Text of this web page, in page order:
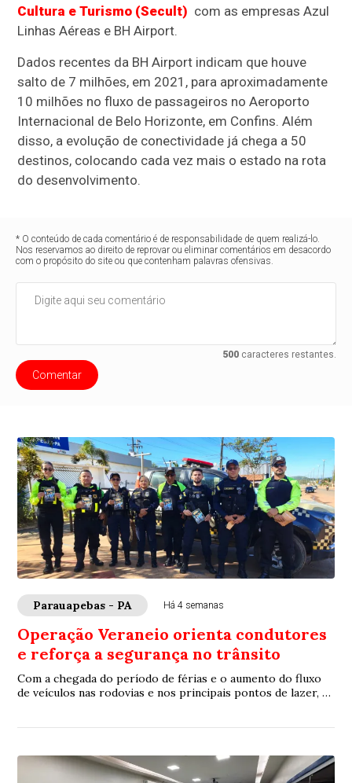
Cultura e Turismo (Secult) com as empresas Azul
Linhas Aéreas e BH Airport.
Dados recentes da BH Airport indicam que houve
salto de 7 milhões, em 2021, para aproximadamente
10 milhões no fluxo de passageiros no Aeroporto
Internacional de Belo Horizonte, em Confins. Além
disso, a evolução de conectividade já chega a 50
destinos, colocando cada vez mais o estado na rota
do desenvolvimento.
* O conteúdo de cada comentário é de responsabilidade de quem realizá-lo.
Nos reservamos ao direito de reprovar ou eliminar comentários em desacordo
com o propósito do site ou que contenham palavras ofensivas.
500caracteres restantes.
Comentar
Parauapebas - PA Há 4 semanas
Operação Veraneio orienta condutores
e reforça a segurança no trânsito
Com a chegada do período de férias e o aumento do fluxo
de veículos nas rodovias e nos principais pontos de lazer, a